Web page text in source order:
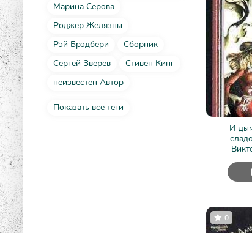
Марина Серова
Роджер Желязны
Рэй Брэдбери
Сборник
Сергей Зверев
Стивен Кинг
неизвестен Автор
Показать все теги
И
0